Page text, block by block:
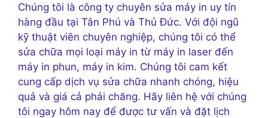
Chúng tôi là công ty chuyên sửa máy in uy tín
hàng đầu tại Tân Phú và Thủ Đức. Với đội ngũ
kỹ thuật viên chuyên nghiệp, chúng tôi có thể
sửa chữa mọi loại máy in từ máy in laser đến
máy in phun, máy in kim. Chúng tôi cam kết
cung cấp dịch vụ sửa chữa nhanh chóng, hiệu
quả và giá cả phải chăng. Hãy liên hệ với chúng
tôi ngay hôm nay để được tư vấn và đặt lịch